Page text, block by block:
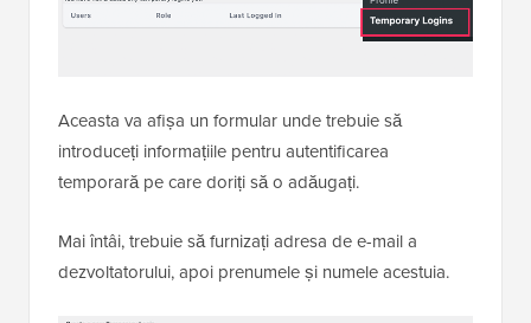
Aceasta va afișa un formular unde trebuie să
introduceți informațiile pentru autentificarea
temporară pe care doriți să o adăugați.
Mai întâi, trebuie să furnizați adresa de e-mail a
dezvoltatorului, apoi prenumele și numele acestuia.